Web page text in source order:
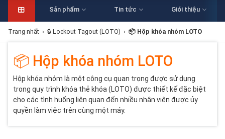
Sản phẩm Tin tức Giới thiệu
Trang nhất › 🔒 Lockout Tagout (LOTO) › 📦 Hộp khóa nhóm LOTO
📦 Hộp khóa nhóm LOTO
Hộp khóa nhóm là một công cụ quan trọng được sử dụng
trong quy trình khóa thẻ khóa (LOTO) được thiết kế đặc biệt
cho các tình huống liên quan đến nhiều nhân viên được ủy
quyền làm việc trên cùng một máy.